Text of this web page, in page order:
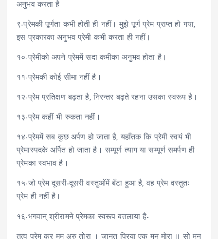
अनुभव करता है
९-प्रेमकी पूर्णता कभी होती ही नहीं। मुझे पूर्ण प्रेम प्राप्त हो गया,
इस प्रकारका अनुभव प्रेमी कभी करता ही नहीं।
१०-प्रेमीको अपने प्रेममें सदा कमीका अनुभव होता है।
११-प्रेमकी कोई सीमा नहीं है।
१२-प्रेम प्रतिक्षण बढ़ता है, निरन्तर बढ़ते रहना उसका स्वरूप है।
१३-प्रेम कहीं भी रुकता नहीं।
१४-प्रेममें सब कुछ अर्पण हो जाता है, यहाँतक कि प्रेमी स्वयं भी
प्रेमास्पदके अर्पित हो जाता है। सम्पूर्ण त्याग या सम्पूर्ण समर्पण ही
प्रेमका स्वभाव है।
१५-जो प्रेम दूसरी-दूसरी वस्तुओंमें बँटा हुआ है, वह प्रेम वस्तुतः
प्रेम ही नहीं है।
१६-भगवान् श्रीरामने प्रेमका स्वरूप बतलाया है-
तत्व प्रेम कर मम अरु तोरा । जानत प्रिया एकु मनु मोरा ॥ सो मनु